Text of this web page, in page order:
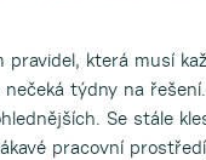
která musí
týdny na
Se stále
pracovní